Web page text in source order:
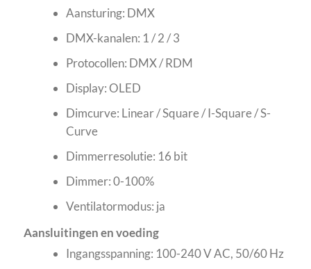
Aansturing: DMX
DMX-kanalen: 1 / 2 / 3
Protocollen: DMX / RDM
Display: OLED
Dimcurve: Linear / Square / I-Square / S-
Curve
Dimmerresolutie: 16 bit
Dimmer: 0-100%
Ventilatormodus: ja
Aansluitingen en voeding
Ingangsspanning: 100-240 V AC, 50/60 Hz